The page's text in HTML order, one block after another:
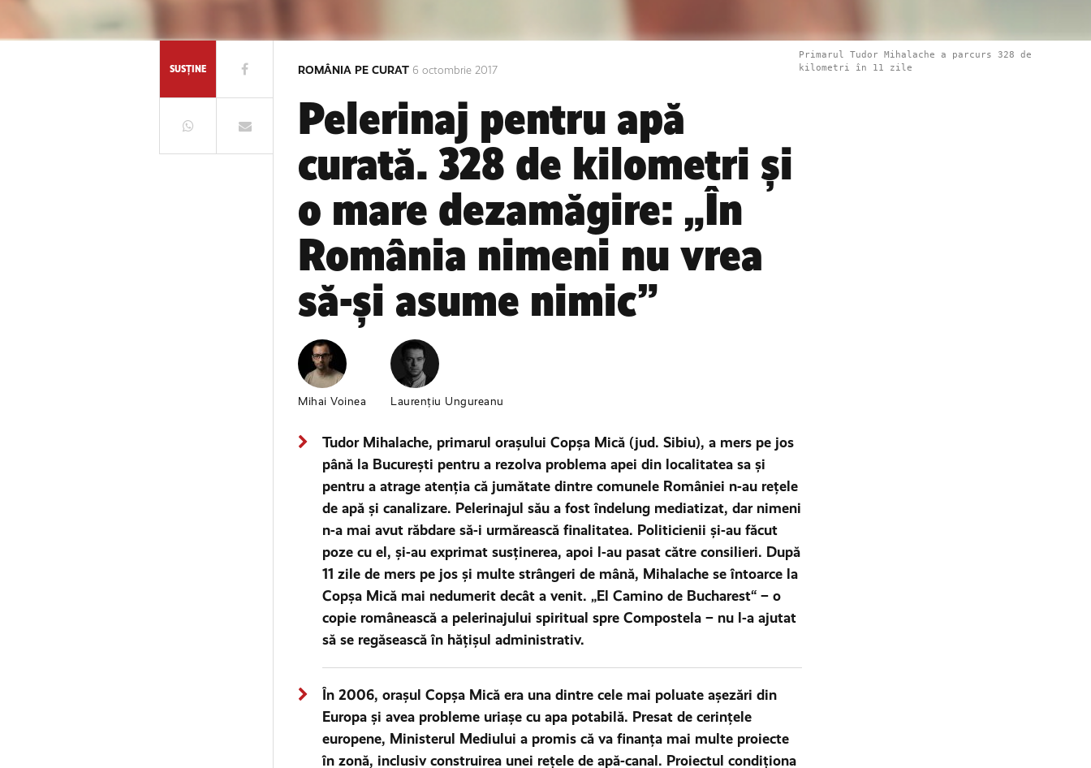
Primarul Tudor Mihalache a parcurs 328 de
kilometri în 11 zile
SUSȚINE ROMÂNIA PE CURAT 6 octombrie 2017
Pelerinaj pentru apă
curată. 328 de kilometri și
o mare dezamăgire: „În
România nimeni nu vrea
să-și asume nimic”
Mihai Voinea Laurențiu Ungureanu
Tudor Mihalache, primarul orașului Copşa Mică (jud. Sibiu), a mers pe jos
până la Bucureşti pentru a rezolva problema apei din localitatea sa și
pentru a atrage atenția că jumătate dintre comunele României n-au rețele
de apă și canalizare. Pelerinajul său a fost îndelung mediatizat, dar nimeni
n-a mai avut răbdare să-i urmărească finalitatea. Politicienii și-au făcut
poze cu el, și-au exprimat susținerea, apoi l-au pasat către consilieri. După
11 zile de mers pe jos şi multe strângeri de mână, Mihalache se întoarce la
Copşa Mică mai nedumerit decât a venit. „El Camino de Bucharest“ – o
copie românească a pelerinajului spiritual spre Compostela – nu l-a ajutat
să se regăsească în hăţişul administrativ.
În 2006, orașul Copșa Mică era una dintre cele mai poluate așezări din
Europa și avea probleme uriașe cu apa potabilă. Presat de cerințele
europene, Ministerul Mediului a promis că va finanţa mai multe proiecte
în zonă, inclusiv construirea unei reţele de apă-canal. Proiectul condiţiona